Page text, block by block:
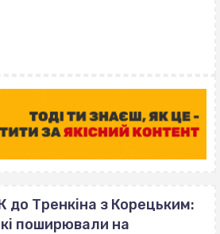
до Тренкіна з Корецьким:
поширювали на